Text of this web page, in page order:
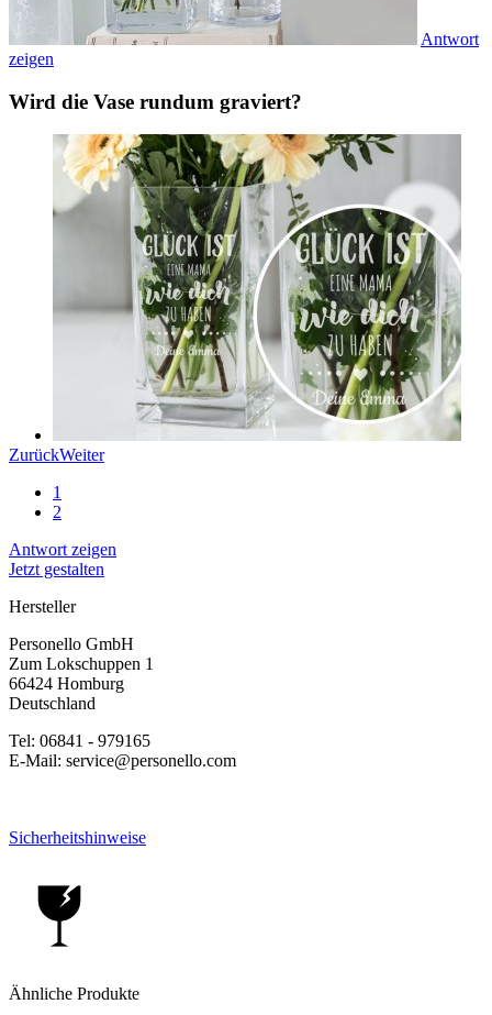
Antwort
zeigen
Wird die Vase rundum graviert?
ZurückWeiter
1
2
Antwort zeigen
Jetzt gestalten
Hersteller
Personello GmbH
Zum Lokschuppen 1
66424 Homburg
Deutschland
Tel: 06841 - 979165
E-Mail: service@personello.com
Sicherheitshinweise
Ähnliche Produkte